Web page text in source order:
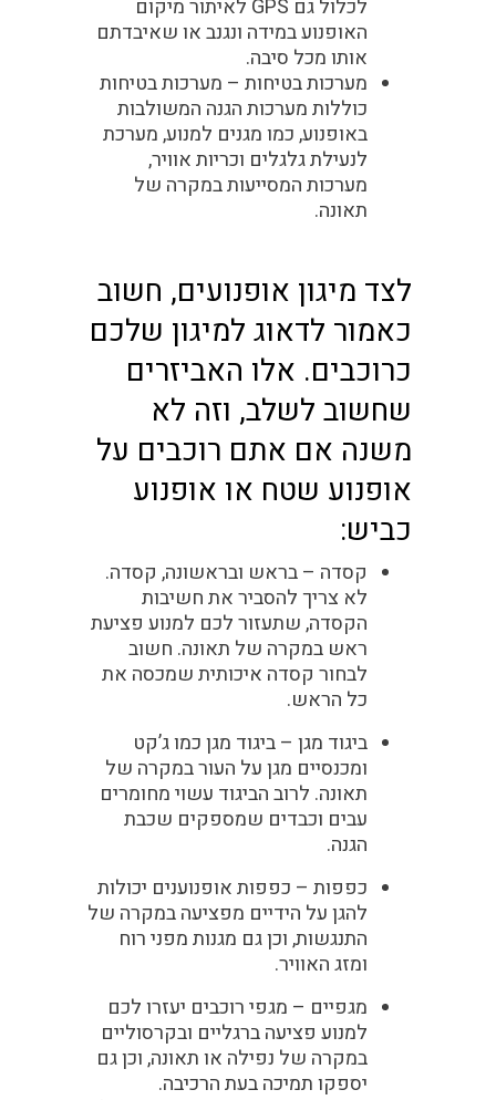
לכלול גם GPS לאיתור מיקום
האופנוע במידה ונגנב או שאיבדתם
אותו מכל סיבה.
מערכות בטיחות – מערכות בטיחות
כוללות מערכות הגנה המשולבות
באופנוע, כמו מגנים למנוע, מערכת
לנעילת גלגלים וכריות אוויר,
מערכות המסייעות במקרה של
תאונה.
לצד מיגון אופנועים, חשוב
כאמור לדאוג למיגון שלכם
כרוכבים. אלו האביזרים
שחשוב לשלב, וזה לא
משנה אם אתם רוכבים על
אופנוע שטח או אופנוע
כביש:
קסדה –בראש ובראשונה, קסדה.
לא צריך להסביר את חשיבות
הקסדה, שתעזור לכם למנוע פציעת
ראש במקרה של תאונה. חשוב
לבחור קסדה איכותית שמכסה את
כל הראש.
ביגוד מגן –ביגוד מגן כמו ג’קט
ומכנסיים מגן על העור במקרה של
תאונה. לרוב הביגוד עשוי מחומרים
עבים וכבדים שמספקים שכבת
הגנה.
כפפות – כפפות אופנוענים יכולות
להגן על הידיים מפציעה במקרה של
התנגשות, וכן גם מגנות מפני רוח
ומזג האוויר.
מגפיים – מגפי רוכבים יעזרו לכם
למנוע פציעה ברגליים ובקרסוליים
במקרה של נפילה או תאונה, וכן גם
יספקו תמיכה בעת הרכיבה.